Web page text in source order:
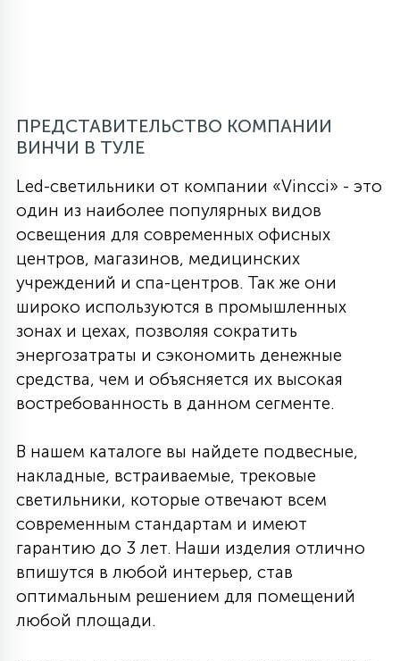
ПРЕДСТАВИТЕЛЬСТВО КОМПАНИИ
ВИНЧИ В ТУЛЕ
Led-светильники от компании «Vincci» - это
один из наиболее популярных видов
освещения для современных офисных
центров, магазинов, медицинских
учреждений и спа-центров. Так же они
широко используются в промышленных
зонах и цехах, позволяя сократить
энергозатраты и сэкономить денежные
средства, чем и объясняется их высокая
востребованность в данном сегменте.
В нашем каталоге вы найдете подвесные,
накладные, встраиваемые, трековые
светильники, которые отвечают всем
современным стандартам и имеют
гарантию до 3 лет. Наши изделия отлично
впишутся в любой интерьер, став
оптимальным решением для помещений
любой площади.